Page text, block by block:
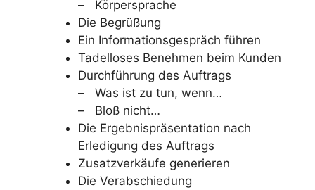
– Körpersprache
Die Begrüßung
Ein Informationsgespräch führen
Tadelloses Benehmen beim Kunden
Durchführung des Auftrags
– Was ist zu tun, wenn…
– Bloß nicht…
Die Ergebnispräsentation nach
Erledigung des Auftrags
Zusatzverkäufe generieren
Die Verabschiedung